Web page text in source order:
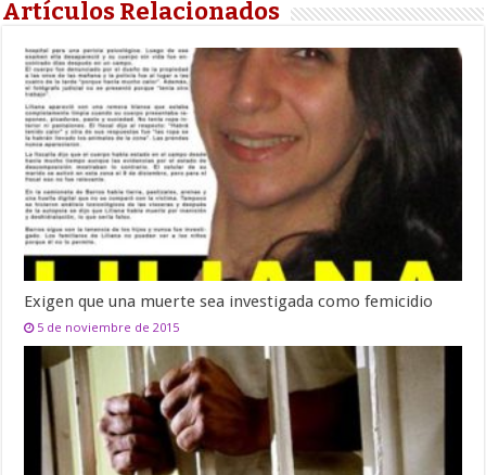
Artículos Relacionados
Exigen que una muerte sea investigada como femicidio
5 de noviembre de 2015